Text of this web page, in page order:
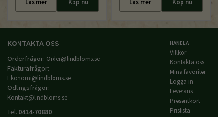
Läs mer Köp nu Läs mer Köp nu
KONTAKTA OSS
Orderfrågor: Order@lindbloms.se
Fakturafrågor:
Ekonomi@lindbloms.se
Odlingsfrågor:
Kontakt@lindbloms.se
Tel. 0414-70880
HANDLA
Villkor
Kontakta oss
Mina favoriter
Logga in
Leverans
Presentkort
Prislista